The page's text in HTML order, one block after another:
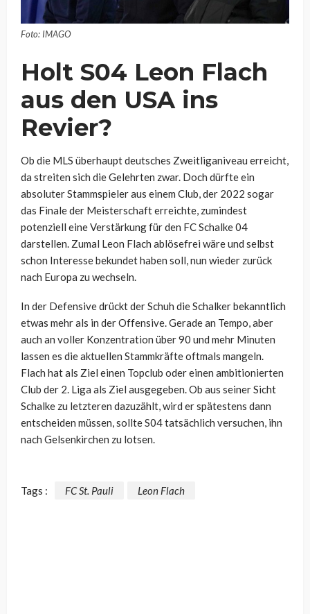
Foto: IMAGO
Holt S04 Leon Flach
aus den USA ins
Revier?
Ob die MLS überhaupt deutsches Zweitliganiveau erreicht,
da streiten sich die Gelehrten zwar. Doch dürfte ein
absoluter Stammspieler aus einem Club, der 2022 sogar
das Finale der Meisterschaft erreichte, zumindest
potenziell eine Verstärkung für den FC Schalke 04
darstellen. Zumal Leon Flach ablösefrei wäre und selbst
schon Interesse bekundet haben soll, nun wieder zurück
nach Europa zu wechseln.
In der Defensive drückt der Schuh die Schalker bekanntlich
etwas mehr als in der Offensive. Gerade an Tempo, aber
auch an voller Konzentration über 90 und mehr Minuten
lassen es die aktuellen Stammkräfte oftmals mangeln.
Flach hat als Ziel einen Topclub oder einen ambitionierten
Club der 2. Liga als Ziel ausgegeben. Ob aus seiner Sicht
Schalke zu letzteren dazuzählt, wird er spätestens dann
entscheiden müssen, sollte S04 tatsächlich versuchen, ihn
nach Gelsenkirchen zu lotsen.
Tags : FC St. Pauli Leon Flach